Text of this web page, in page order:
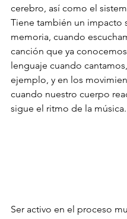
cerebro, así como el
Tiene también un impacto
memoria, cuando
canción que ya
lenguaje cuando
ejemplo, y en los
cuando nuestro cuerpo
sigue el ritmo de la música.
Ser activo en el proceso